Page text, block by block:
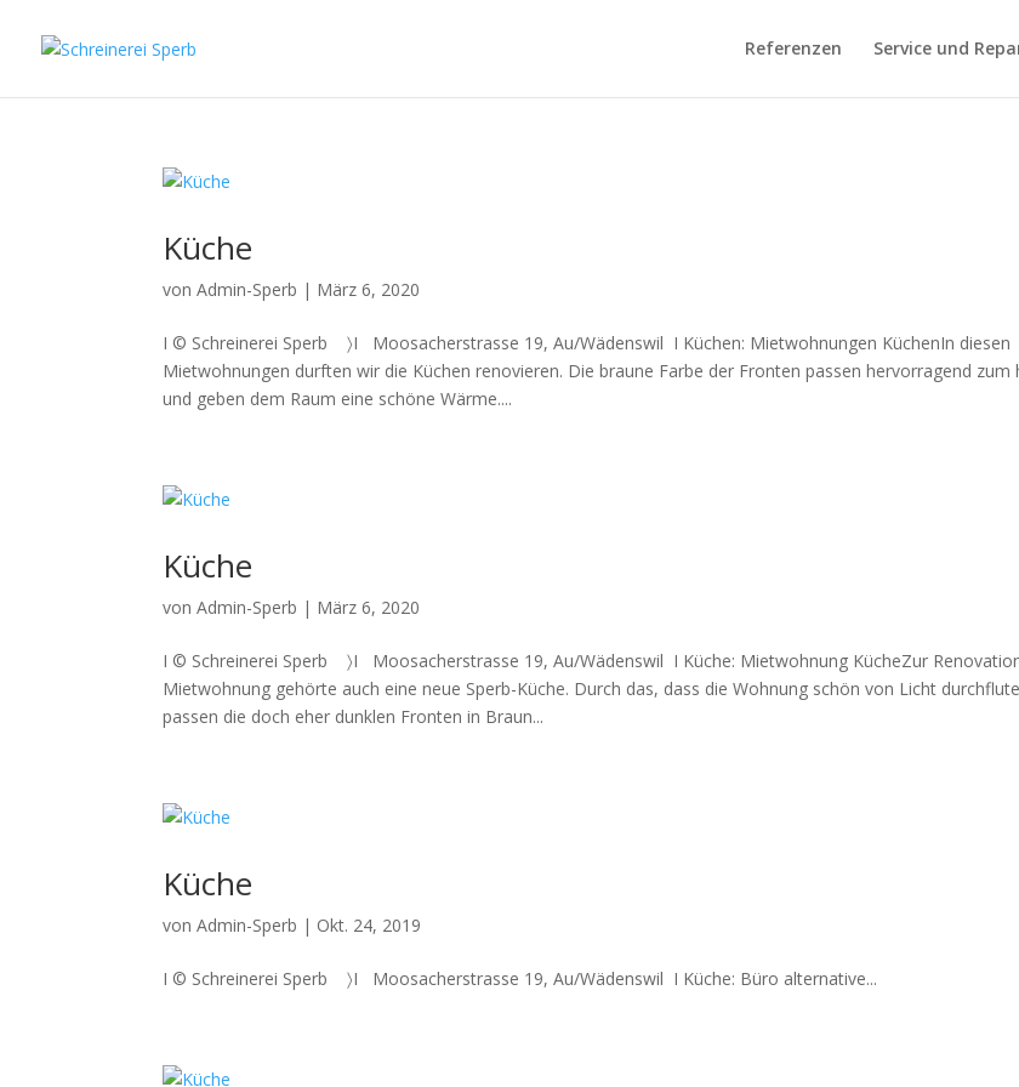
Referenzen Service und
Küche
vonAdmin-Sperb | März 6, 2020
I © Schreinerei Sperb 〉I Moosacherstrasse 19, Au/Wädenswil I Küchen: Mietwohnungen KüchenIn diesen
Mietwohnungen durften wir die Küchen renovieren. Die braune Farbe der Fronten passen hervorragend zum
und geben dem Raum eine schöne Wärme....
Küche
vonAdmin-Sperb | März 6, 2020
I © Schreinerei Sperb 〉I Moosacherstrasse 19, Au/Wädenswil I Küche: Mietwohnung KücheZur
Mietwohnung gehörte auch eine neue Sperb-Küche. Durch das, dass die Wohnung schön von Licht
passen die doch eher dunklen Fronten in Braun...
Küche
vonAdmin-Sperb | Okt. 24, 2019
I © Schreinerei Sperb 〉I Moosacherstrasse 19, Au/Wädenswil I Küche: Büro alternative...